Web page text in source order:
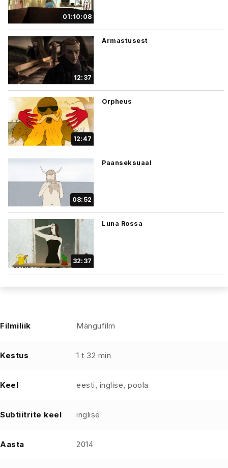
01:10:08
12:37
Armastusest
12:47
Orpheus
08:52
Paanseksuaal
32:37
Luna Rossa
Filmiliik Mängufilm
Kestus 1 t 32 min
Keel eesti, inglise, poola
Subtiitrite keel inglise
Aasta 2014